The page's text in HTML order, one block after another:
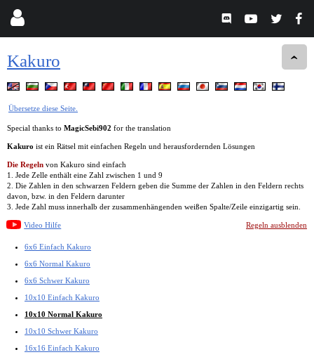
Kakuro
Übersetze diese Seite.
Special thanks to MagicSebi902 for the translation
Kakuro ist ein Rätsel mit einfachen Regeln und herausfordernden Lösungen
Die Regeln von Kakuro sind einfach
1. Jede Zelle enthält eine Zahl zwischen 1 und 9
2. Die Zahlen in den schwarzen Feldern geben die Summe der Zahlen in den Feldern rechts
davon, bzw. in den Feldern darunter
3. Jede Zahl muss innerhalb der zusammenhängenden weißen Spalte/Zeile einzigartig sein.
Video Hilfe Regeln ausblenden
6x6 Einfach Kakuro
6x6 Normal Kakuro
6x6 Schwer Kakuro
10x10 Einfach Kakuro
10x10 Normal Kakuro
10x10 Schwer Kakuro
16x16 Einfach Kakuro